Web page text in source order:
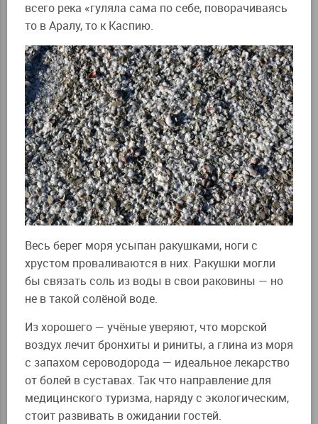
всего река «гуляла сама по себе, поворачиваясь
то в Аралу, то к Каспию.
Весь берег моря усыпан ракушками, ноги с
хрустом проваливаются в них. Ракушки могли
бы связать соль из воды в свои раковины — но
не в такой солёной воде.
Из хорошего — учёные уверяют, что морской
воздух лечит бронхиты и риниты, а глина из моря
с запахом сероводорода — идеальное лекарство
от болей в суставах. Так что направление для
медицинского туризма, наряду с экологическим,
стоит развивать в ожидании гостей.